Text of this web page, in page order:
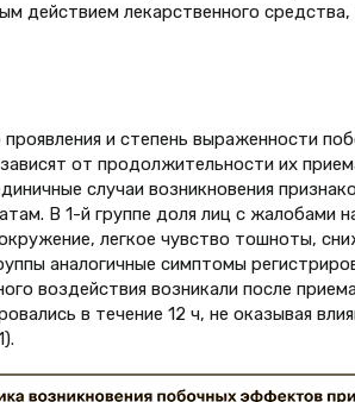
действием лекарственного
и степень выраженности
от продолжительности их
случаи возникновения
В 1-й группе доля лиц с жалобами
легкое чувство тошноты,
аналогичные симптомы
воздействия возникали после
в течение 12 ч, не оказывая